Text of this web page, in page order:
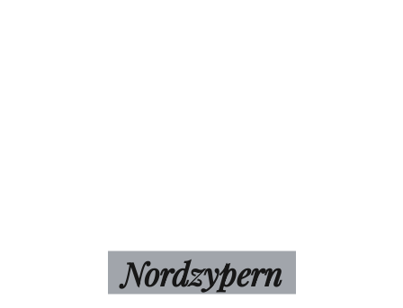
Nordzypern